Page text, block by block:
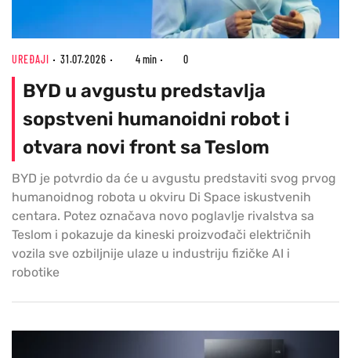
UREĐAJI 31.07.2026 4 min 0
BYD u avgustu predstavlja
sopstveni humanoidni robot i
otvara novi front sa Teslom
BYD je potvrdio da će u avgustu predstaviti svog prvog
humanoidnog robota u okviru Di Space iskustvenih
centara. Potez označava novo poglavlje rivalstva sa
Teslom i pokazuje da kineski proizvođači električnih
vozila sve ozbiljnije ulaze u industriju fizičke AI i
robotike